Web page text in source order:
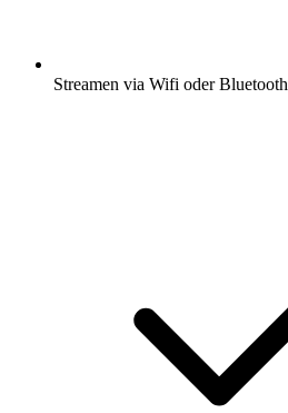
Streamen via Wifi oder Bluetooth